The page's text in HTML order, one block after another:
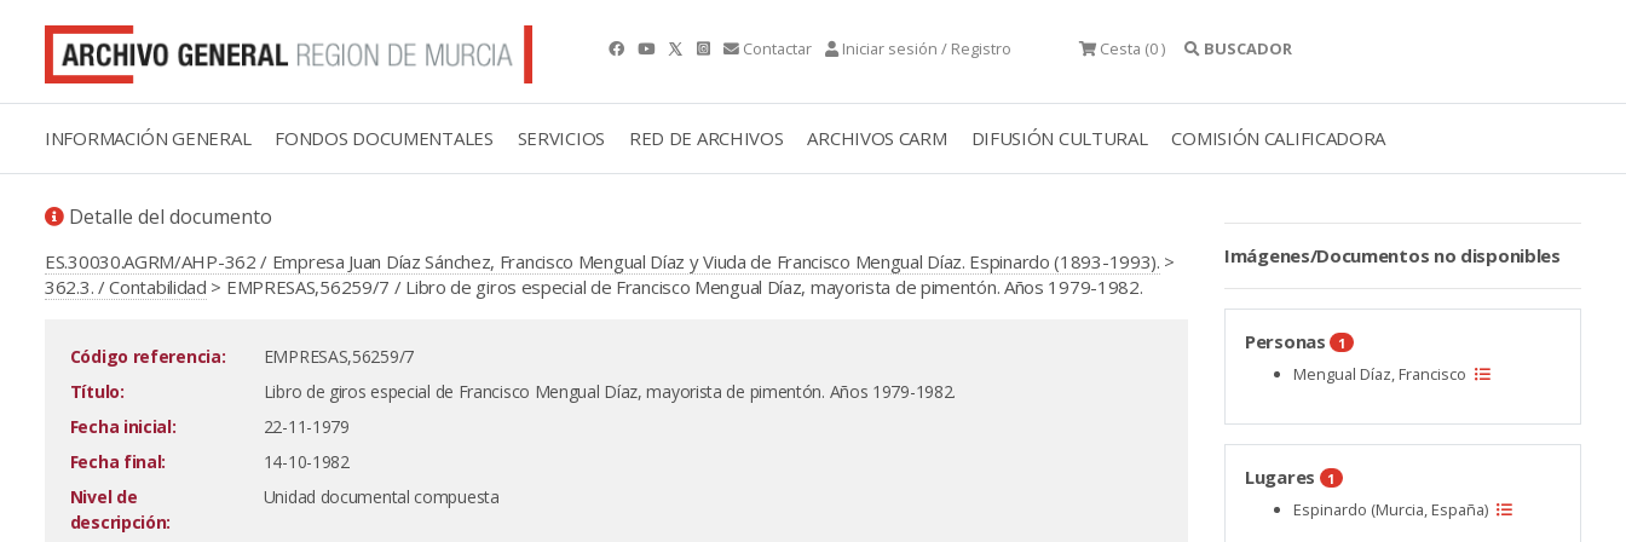
Contactar Iniciar sesión / Registro Cesta (0 ) BUSCADOR
INFORMACIÓN GENERAL FONDOS DOCUMENTALES SERVICIOS RED DE ARCHIVOS ARCHIVOS CARM DIFUSIÓN CULTURAL COMISIÓN CALIFICADORA
Detalle del documento
ES.30030.AGRM/AHP-362 / Empresa Juan Díaz Sánchez, Francisco Mengual Díaz y Viuda de Francisco Mengual Díaz. Espinardo (1893-1993). >
362.3. / Contabilidad > EMPRESAS,56259/7 / Libro de giros especial de Francisco Mengual Díaz, mayorista de pimentón. Años 1979-1982.
Código referencia:
EMPRESAS,56259/7
Título:
Libro de giros especial de Francisco Mengual Díaz, mayorista de pimentón. Años 1979-1982.
Fecha inicial:
22-11-1979
Fecha final:
14-10-1982
Nivel de
descripción:
Unidad documental compuesta
Imágenes/Documentos no disponibles
Personas 1
Mengual Díaz, Francisco
Lugares 1
Espinardo (Murcia, España)